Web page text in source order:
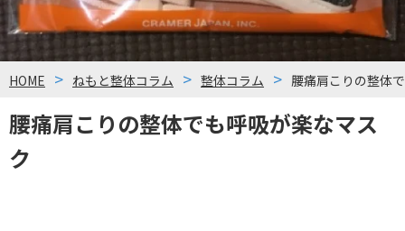
腰痛肩こりの整体でも呼吸が楽なマス
ク
HOME ねもと整体コラム 整体コラム 腰痛肩こりの整体